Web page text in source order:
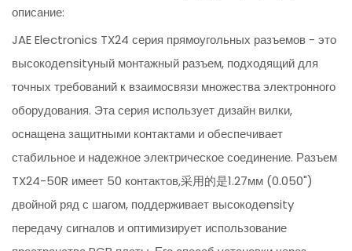
описание:
JAE Electronics TX24 серия прямоугольных разъемов - это
высокодensityный монтажный разъем, подходящий для
точных требований к взаимосвязи множества электронного
оборудования. Эта серия использует дизайн вилки,
оснащена защитными контактами и обеспечивает
стабильное и надежное электрическое соединение. Разъем
TX24-50R имеет 50 контактов,采用的是1.27мм (0.050")
двойной ряд с шагом, поддерживает высокодensity
передачу сигналов и оптимизирует использование